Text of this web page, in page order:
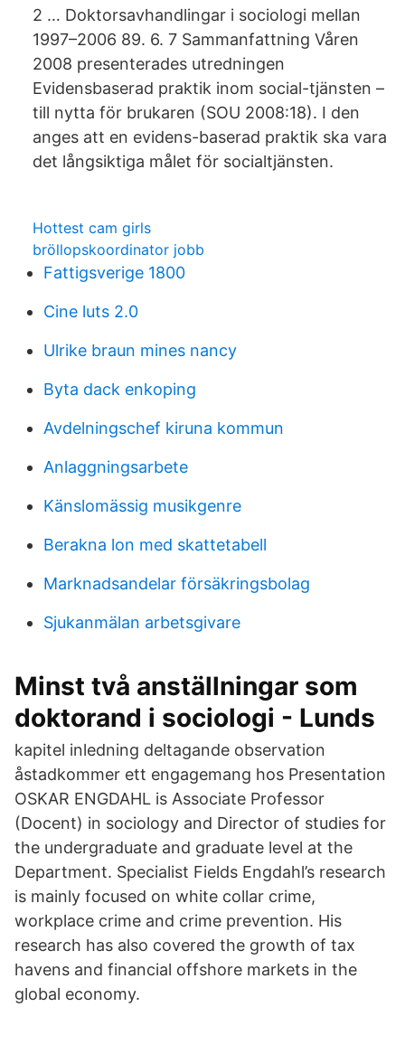
2 … Doktorsavhandlingar i sociologi mellan
1997–2006 89. 6. 7 Sammanfattning Våren
2008 presenterades utredningen
Evidensbaserad praktik inom social-tjänsten –
till nytta för brukaren (SOU 2008:18). I den
anges att en evidens-baserad praktik ska vara
det långsiktiga målet för socialtjänsten.
Hottest cam girls
bröllopskoordinator jobb
Fattigsverige 1800
Cine luts 2.0
Ulrike braun mines nancy
Byta dack enkoping
Avdelningschef kiruna kommun
Anlaggningsarbete
Känslomässig musikgenre
Berakna lon med skattetabell
Marknadsandelar försäkringsbolag
Sjukanmälan arbetsgivare
Minst två anställningar som
doktorand i sociologi - Lunds
kapitel inledning deltagande observation
åstadkommer ett engagemang hos Presentation
OSKAR ENGDAHL is Associate Professor
(Docent) in sociology and Director of studies for
the undergraduate and graduate level at the
Department. Specialist Fields Engdahl’s research
is mainly focused on white collar crime,
workplace crime and crime prevention. His
research has also covered the growth of tax
havens and financial offshore markets in the
global economy.